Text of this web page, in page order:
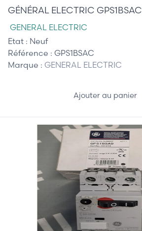
GÉNÉRAL ELECTRIC GPS1BSAC
GENERAL ELECTRIC
Etat : Neuf
Référence : GPS1BSAC
Marque : GENERAL ELECTRIC
Ajouter au panier